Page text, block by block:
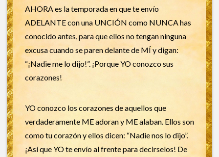
AHORA es la temporada en que te envío
ADELANTE con una UNCIÓN como NUNCA has
conocido antes, para que ellos no tengan ninguna
excusa cuando se paren delante de MÍ y digan:
“¡Nadie me lo dijo!”. ¡Porque YO conozco sus
corazones!
YO conozco los corazones de aquellos que
verdaderamente ME adoran y ME alaban. Ellos son
como tu corazón y ellos dicen: “Nadie nos lo dijo”.
¡Así que YO te envío al frente para decirselos! De